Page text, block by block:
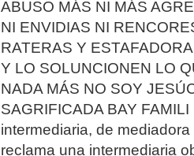
ABUSO MÁS NI MÁS
NI ENVIDIAS NI
RATERAS Y
Y LO SOLUNCIONEN LO
NADA MÁS NO SOY
SAGRIFICADA BAY
intermediaria, de
reclama una intermediaria